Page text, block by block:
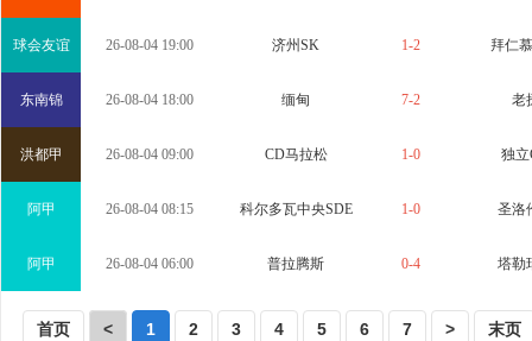
球会友谊 26-08-04 19:00 济州SK 1-2 拜仁
东南锦 26-08-04 18:00 缅甸 7-2 老
洪都甲 26-08-04 09:00 CD马拉松 1-0 独
阿甲 26-08-04 08:15 科尔多瓦中央SDE 1-0 圣洛
阿甲 26-08-04 06:00 普拉腾斯 0-4 塔勒
首页 < 1 2 3 4 5 6 7 > 末页